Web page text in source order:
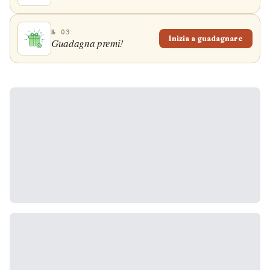
№ 03
Guadagna premi! Inizia a guadagnare